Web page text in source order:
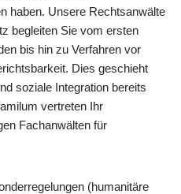
haben. Unsere Rechtsanwälte
begleiten Sie vom ersten
bis hin zu Verfahren vor
Dies geschieht
soziale Integration bereits
vertreten Ihr
Fachanwälten für
(humanitäre